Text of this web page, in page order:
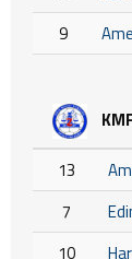
9
13
7
10